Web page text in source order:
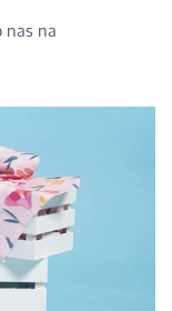
nas na